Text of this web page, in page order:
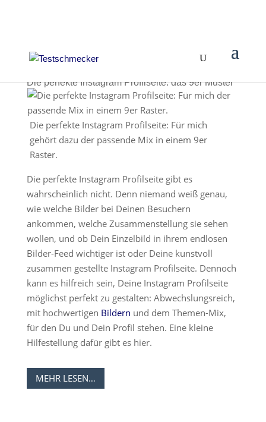
Die perfekte Instagram Profilseite: das 9er Muster
Die perfekte Instagram Profilseite: Für mich
gehört dazu der passende Mix in einem 9er
Raster.
Die perfekte Instagram Profilseite gibt es
wahrscheinlich nicht. Denn niemand weiß genau,
wie welche Bilder bei Deinen Besuchern
ankommen, welche Zusammenstellung sie sehen
wollen, und ob Dein Einzelbild in ihrem endlosen
Bilder-Feed wichtiger ist oder Deine kunstvoll
zusammen gestellte Instagram Profilseite. Dennoch
kann es hilfreich sein, Deine Instagram Profilseite
möglichst perfekt zu gestalten: Abwechslungsreich,
mit hochwertigen Bildern und dem Themen-Mix,
für den Du und Dein Profil stehen. Eine kleine
Hilfestellung dafür gibt es hier.
MEHR LESEN…